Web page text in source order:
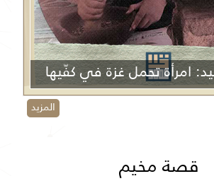
امرأة تحمل غزة في كفّيها
المزيد
قصة مخيم